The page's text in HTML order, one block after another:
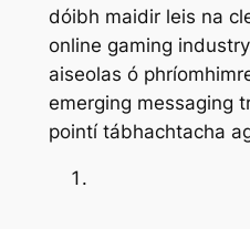
dóibh maidir leis na
online gaming
aiseolas ó
emerging messaging
pointí tábhachtacha